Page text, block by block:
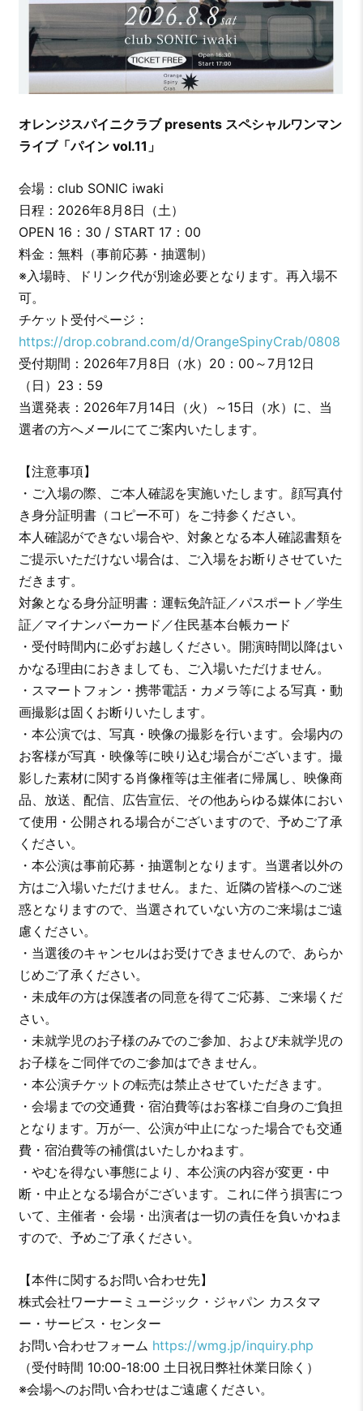
オレンジスパイニクラブ presents スペシャルワンマン
ライブ「パイン vol.11」
会場：club SONIC iwaki
日程：2026年8月8日（土）
OPEN 16：30 / START 17：00
料金：無料（事前応募・抽選制）
※入場時、ドリンク代が別途必要となります。再入場不
可。
チケット受付ページ：
https://drop.cobrand.com/d/OrangeSpinyCrab/0808
受付期間：2026年7月8日（水）20：00～7月12日
（日）23：59
当選発表：2026年7月14日（火）～15日（水）に、当
選者の方へメールにてご案内いたします。
【注意事項】
・ご入場の際、ご本人確認を実施いたします。顔写真付
き身分証明書（コピー不可）をご持参ください。
本人確認ができない場合や、対象となる本人確認書類を
ご提示いただけない場合は、ご入場をお断りさせていた
だきます。
対象となる身分証明書：運転免許証／パスポート／学生
証／マイナンバーカード／住民基本台帳カード
・受付時間内に必ずお越しください。開演時間以降はい
かなる理由におきましても、ご入場いただけません。
・スマートフォン・携帯電話・カメラ等による写真・動
画撮影は固くお断りいたします。
・本公演では、写真・映像の撮影を行います。会場内の
お客様が写真・映像等に映り込む場合がございます。撮
影した素材に関する肖像権等は主催者に帰属し、映像商
品、放送、配信、広告宣伝、その他あらゆる媒体におい
て使用・公開される場合がございますので、予めご了承
ください。
・本公演は事前応募・抽選制となります。当選者以外の
方はご入場いただけません。また、近隣の皆様へのご迷
惑となりますので、当選されていない方のご来場はご遠
慮ください。
・当選後のキャンセルはお受けできませんので、あらか
じめご了承ください。
・未成年の方は保護者の同意を得てご応募、ご来場くだ
さい。
・未就学児のお子様のみでのご参加、および未就学児の
お子様をご同伴でのご参加はできません。
・本公演チケットの転売は禁止させていただきます。
・会場までの交通費・宿泊費等はお客様ご自身のご負担
となります。万が一、公演が中止になった場合でも交通
費・宿泊費等の補償はいたしかねます。
・やむを得ない事態により、本公演の内容が変更・中
断・中止となる場合がございます。これに伴う損害につ
いて、主催者・会場・出演者は一切の責任を負いかねま
すので、予めご了承ください。
【本件に関するお問い合わせ先】
株式会社ワーナーミュージック・ジャパン カスタマ
ー・サービス・センター
お問い合わせフォーム https://wmg.jp/inquiry.php
（受付時間 10:00-18:00 土日祝日弊社休業日除く）
※会場へのお問い合わせはご遠慮ください。